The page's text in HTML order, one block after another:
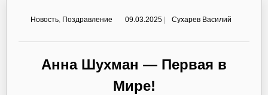
Новость, Поздравление 09.03.2025 Сухарев Василий
Анна Шухман — Первая в
Мире!